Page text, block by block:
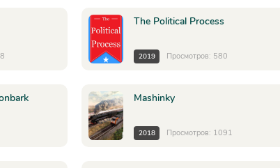
The Political Process
2019 Просмотров: 580
Mashinky
2018 Просмотров: 1091